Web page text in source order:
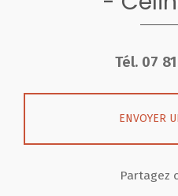
Tél. 07
ENVOYER
Partagez